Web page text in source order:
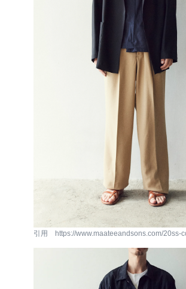
引用 https://www.maateeandsons.com/20ss-